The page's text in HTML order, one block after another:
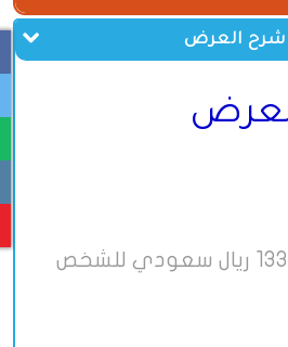
شرح العرض
السعر: يبدأ من 1333 ريال سعودي للشخص